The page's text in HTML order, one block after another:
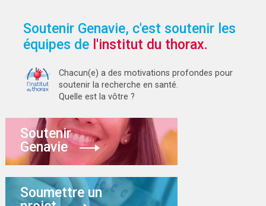
Soutenir Genavie, c'est soutenir les
équipes de l'institut du thorax.
Chacun(e) a des motivations profondes pour
soutenir la recherche en santé.
Quelle est la vôtre ?
Soutenir
Genavie
Soumettre un